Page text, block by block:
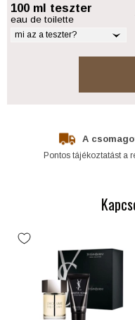
100 ml teszter
eau de toilette
mi az a teszter?
A
Pontos tájékoztatást a